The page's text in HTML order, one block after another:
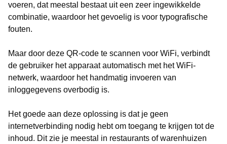
voeren, dat meestal bestaat uit een zeer ingewikkelde
combinatie, waardoor het gevoelig is voor typografische
fouten.
Maar door deze QR-code te scannen voor WiFi, verbindt
de gebruiker het apparaat automatisch met het WiFi-
netwerk, waardoor het handmatig invoeren van
inloggegevens overbodig is.
Het goede aan deze oplossing is dat je geen
internetverbinding nodig hebt om toegang te krijgen tot de
inhoud. Dit zie je meestal in restaurants of warenhuizen